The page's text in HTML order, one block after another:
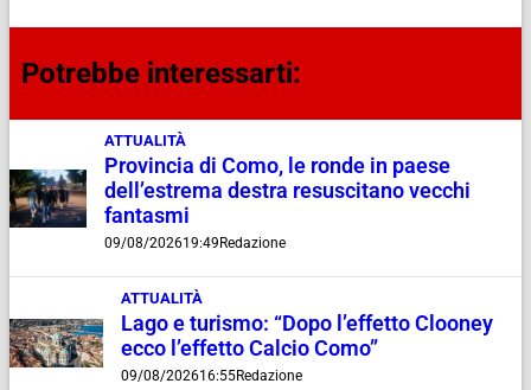
Potrebbe interessarti:
ATTUALITÀ
Provincia di Como, le ronde in paese
dell’estrema destra resuscitano vecchi
fantasmi
09/08/202619:49 Redazione
ATTUALITÀ
Lago e turismo: “Dopo l’effetto Clooney
ecco l’effetto Calcio Como”
09/08/202616:55Redazione